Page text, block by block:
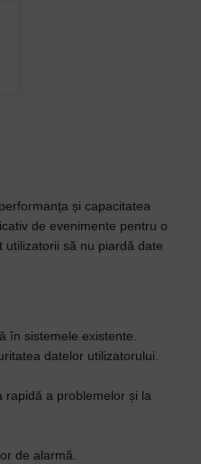
și capacitatea
de evenimente pentru o
să nu piardă date
în sistemele existente.
datelor utilizatorului.
rapidă a problemelor și la
de alarmă.